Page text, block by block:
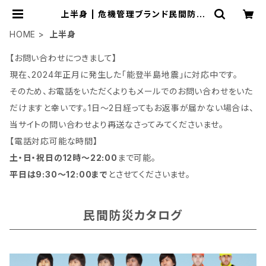
上半身 | 危機管理ブランド民間防災
HOME
上半身
【お問い合わせにつきまして】
現在、2024年正月に発生した「能登半島地震」に対応中です。
そのため、お電話をいただくよりもメールでのお問い合わせをいた
だけますと幸いです。1日～2日経ってもお返事が届かない場合は、
当サイトの問い合わせより再送なさってみてくださいませ。
【電話対応可能な時間】
土・日・祝日の12時～22:00 まで可能。
平日は9:30～12:00まで とさせてくださいませ。
民間防災カタログ